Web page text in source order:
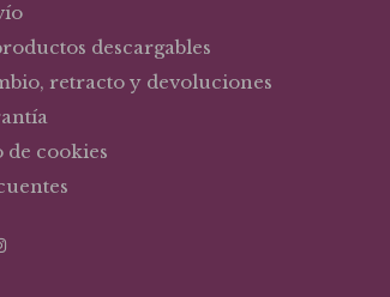
descargables
retracto y devoluciones
de cookies